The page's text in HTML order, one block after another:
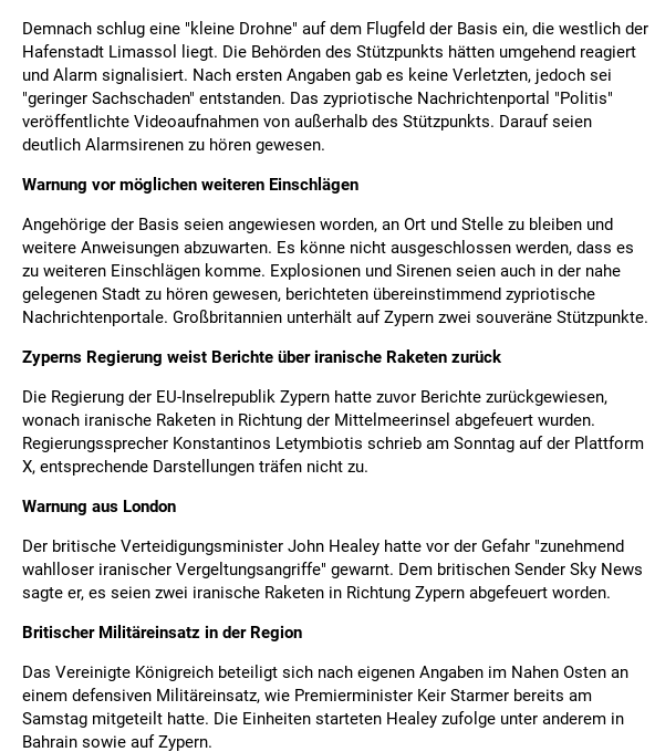
Demnach schlug eine "kleine Drohne" auf dem Flugfeld der Basis ein, die westlich der
Hafenstadt Limassol liegt. Die Behörden des Stützpunkts hätten umgehend reagiert
und Alarm signalisiert. Nach ersten Angaben gab es keine Verletzten, jedoch sei
"geringer Sachschaden" entstanden. Das zypriotische Nachrichtenportal "Politis"
veröffentlichte Videoaufnahmen von außerhalb des Stützpunkts. Darauf seien
deutlich Alarmsirenen zu hören gewesen.
Warnung vor möglichen weiteren Einschlägen
Angehörige der Basis seien angewiesen worden, an Ort und Stelle zu bleiben und
weitere Anweisungen abzuwarten. Es könne nicht ausgeschlossen werden, dass es
zu weiteren Einschlägen komme. Explosionen und Sirenen seien auch in der nahe
gelegenen Stadt zu hören gewesen, berichteten übereinstimmend zypriotische
Nachrichtenportale. Großbritannien unterhält auf Zypern zwei souveräne Stützpunkte.
Zyperns Regierung weist Berichte über iranische Raketen zurück
Die Regierung der EU-Inselrepublik Zypern hatte zuvor Berichte zurückgewiesen,
wonach iranische Raketen in Richtung der Mittelmeerinsel abgefeuert wurden.
Regierungssprecher Konstantinos Letymbiotis schrieb am Sonntag auf der Plattform
X, entsprechende Darstellungen träfen nicht zu.
Warnung aus London
Der britische Verteidigungsminister John Healey hatte vor der Gefahr "zunehmend
wahlloser iranischer Vergeltungsangriffe" gewarnt. Dem britischen Sender Sky News
sagte er, es seien zwei iranische Raketen in Richtung Zypern abgefeuert worden.
Britischer Militäreinsatz in der Region
Das Vereinigte Königreich beteiligt sich nach eigenen Angaben im Nahen Osten an
einem defensiven Militäreinsatz, wie Premierminister Keir Starmer bereits am
Samstag mitgeteilt hatte. Die Einheiten starteten Healey zufolge unter anderem in
Bahrain sowie auf Zypern.